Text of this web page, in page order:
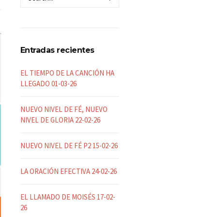
Entradas recientes
EL TIEMPO DE LA CANCIÓN HA
LLEGADO 01-03-26
NUEVO NIVEL DE FÉ, NUEVO
NIVEL DE GLORIA 22-02-26
NUEVO NIVEL DE FÉ P2 15-02-26
LA ORACIÓN EFECTIVA 24-02-26
EL LLAMADO DE MOISÉS 17-02-
26